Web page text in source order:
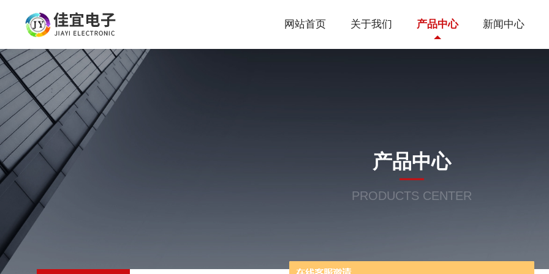
网站首页 关于我们 产品中心 新闻中心
产品中心
PRODUCTS CENTER